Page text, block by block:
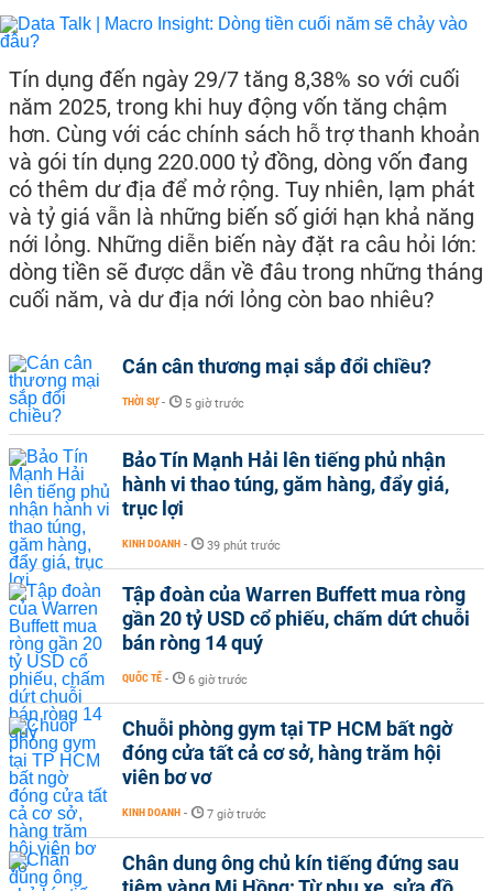
Tín dụng đến ngày 29/7 tăng 8,38% so với cuối
năm 2025, trong khi huy động vốn tăng chậm
hơn. Cùng với các chính sách hỗ trợ thanh khoản
và gói tín dụng 220.000 tỷ đồng, dòng vốn đang
có thêm dư địa để mở rộng. Tuy nhiên, lạm phát
và tỷ giá vẫn là những biến số giới hạn khả năng
nới lỏng. Những diễn biến này đặt ra câu hỏi lớn:
dòng tiền sẽ được dẫn về đâu trong những tháng
cuối năm, và dư địa nới lỏng còn bao nhiêu?
Cán cân thương mại sắp đổi chiều?
THỜI SỰ - 5 giờ trước
Bảo Tín Mạnh Hải lên tiếng phủ nhận
hành vi thao túng, găm hàng, đẩy giá,
trục lợi
KINH DOANH - 39 phút trước
Tập đoàn của Warren Buffett mua ròng
gần 20 tỷ USD cổ phiếu, chấm dứt chuỗi
bán ròng 14 quý
QUỐC TẾ - 6 giờ trước
Chuỗi phòng gym tại TP HCM bất ngờ
đóng cửa tất cả cơ sở, hàng trăm hội
viên bơ vơ
KINH DOANH - 7 giờ trước
Chân dung ông chủ kín tiếng đứng sau